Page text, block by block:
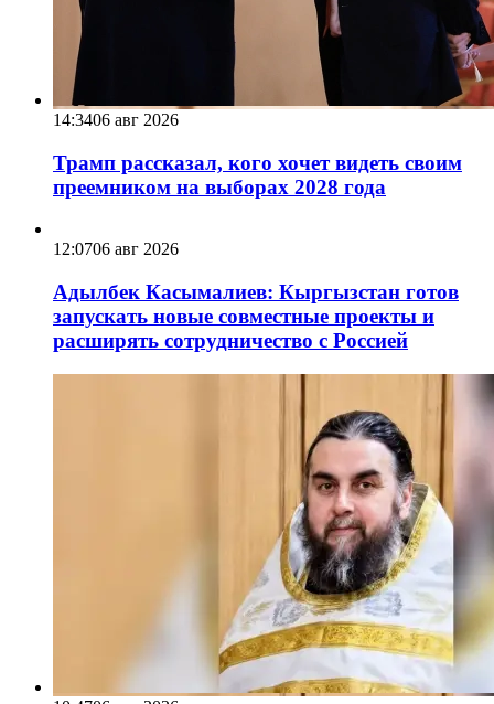
14:3406 авг 2026
Трамп рассказал, кого хочет видеть своим
преемником на выборах 2028 года
12:0706 авг 2026
Адылбек Касымалиев: Кыргызстан готов
запускать новые совместные проекты и
расширять сотрудничество с Россией